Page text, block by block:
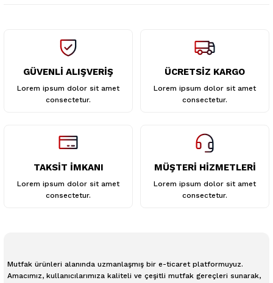
GÜVENLİ ALIŞVERİŞ
Lorem ipsum dolor sit amet
consectetur.
ÜCRETSİZ KARGO
Lorem ipsum dolor sit amet
consectetur.
TAKSİT İMKANI
Lorem ipsum dolor sit amet
consectetur.
MÜŞTERİ HİZMETLERİ
Lorem ipsum dolor sit amet
consectetur.
Mutfak ürünleri alanında uzmanlaşmış bir e-ticaret platformuyuz.
Amacımız, kullanıcılarımıza kaliteli ve çeşitli mutfak gereçleri sunarak,